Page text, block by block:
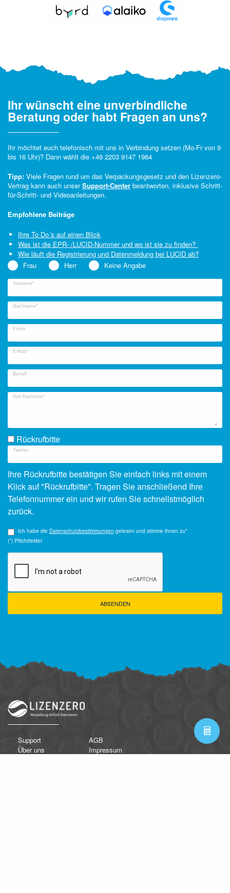
Ihr wünscht eine unverbindliche
Beratung oder habt Fragen an uns?
Ihr möchtet euch telefonisch mit uns in Verbindung setzen (Mo-Fr von 9
bis 16 Uhr)? Dann wählt die +49 2203 9147 1964
Tipp: Viele Fragen rund um das Verpackungsgesetz und den Lizenzero-
Vertrag kann auch unserSupport-Center beantworten, inklusive Schritt-
für-Schritt- und Videoanleitungen.
Empfohlene Beiträge
Ihre To Do´s auf einen Blick
Was ist die EPR- /LUCID-Nummer und wo ist sie zu finden?
Wie läuft die Registrierung und Datenmeldung bei LUCID ab?
Frau
Herr Keine Angabe
Vorname*
Nachname*
Firma
E-Mail*
Betreff
Ihre Nachricht*
Rückrufbitte
Telefon
Ihre Rückrufbitte bestätigen Sie einfach links mit einem
Klick auf "Rückrufbitte". Tragen Sie anschließend Ihre
Telefonnummer ein und wir rufen Sie schnellstmöglich
zurück.
Ich habe die Datenschutzbestimmungen gelesen und stimme ihnen zu*
(*) Pflichtfelder
ABSENDEN
Support
Über uns
AGB
Impressum